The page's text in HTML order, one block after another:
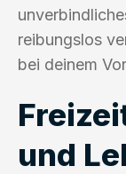
reibungslos
bei deinem
und